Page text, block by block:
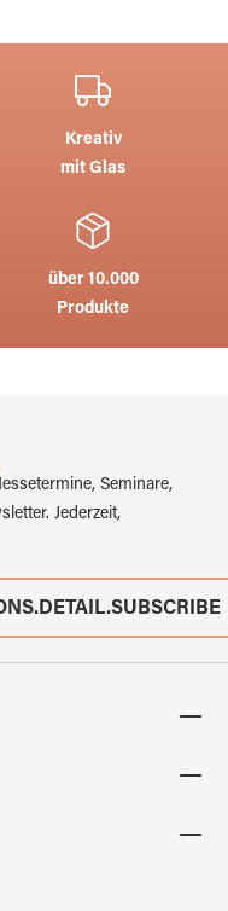
Kreativ
mit Glas
über 10.000
Produkte
Seminare,
Jederzeit,